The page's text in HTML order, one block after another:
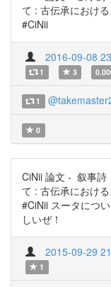
て : 古伝承におけ
#CiNii
2016-09-08
1 3
1
0
CiNii 論文 - 叙事詩
て : 古伝承におけ
#CiNii スータにつ
しいぜ！
2015-09-29
1